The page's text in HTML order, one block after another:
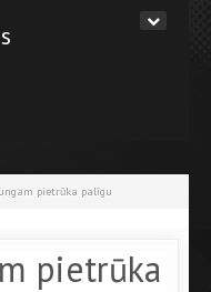
pietrūka palīgu
pietrūka